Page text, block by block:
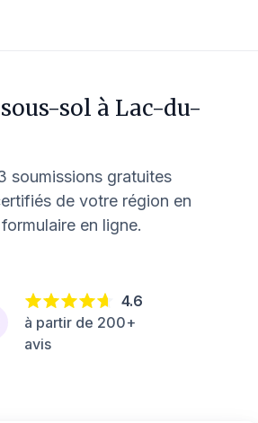
sol à Lac-du-
soumissions gratuites
de votre région en
en ligne.
4.6
à partir de 200+
avis